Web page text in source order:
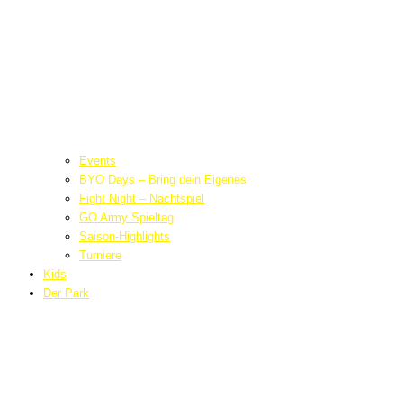
Events
BYO Days – Bring dein Eigenes
Fight Night – Nachtspiel
GO Army Spieltag
Saison-Highlights
Turniere
Kids
Der Park